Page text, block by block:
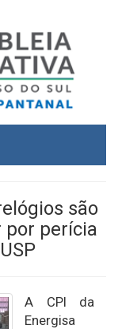
são
por perícia
A CPI da
Energisa